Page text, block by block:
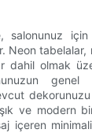
salonunuz için
Neon tabelalar,
dahil olmak
dekorunuzu
ve modern
içeren